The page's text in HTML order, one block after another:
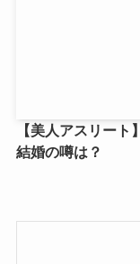
【美人アスリート
結婚の噂は？